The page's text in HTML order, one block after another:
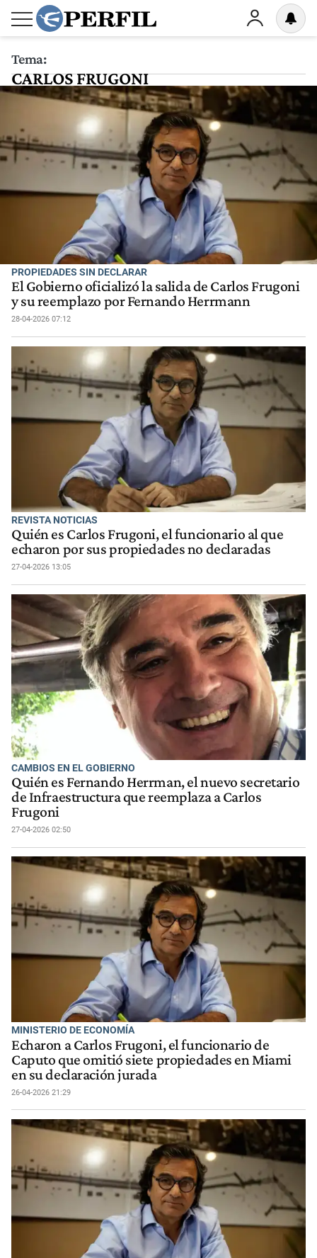
Tema:
CARLOS FRUGONI
PROPIEDADES SIN DECLARAR
El Gobierno oficializó la salida de Carlos Frugoni
y su reemplazo por Fernando Herrmann
28-04-2026 07:12
REVISTA NOTICIAS
Quién es Carlos Frugoni, el funcionario al que
echaron por sus propiedades no declaradas
27-04-2026 13:05
CAMBIOS EN EL GOBIERNO
Quién es Fernando Herrman, el nuevo secretario
de Infraestructura que reemplaza a Carlos
Frugoni
27-04-2026 02:50
MINISTERIO DE ECONOMÍA
Echaron a Carlos Frugoni, el funcionario de
Caputo que omitió siete propiedades en Miami
en su declaración jurada
26-04-2026 21:29